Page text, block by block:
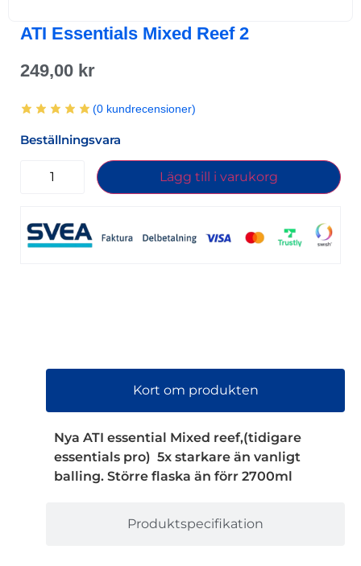
ATI Essentials Mixed Reef 2
249,00 kr
(0 kundrecensioner)
Beställningsvara
Lägg till i varukorg
Kort om produkten
Produktspecifikation
Nya ATI essential Mixed reef,(tidigare
essentials pro) 5x starkare än vanligt
balling. Större flaska än förr 2700ml